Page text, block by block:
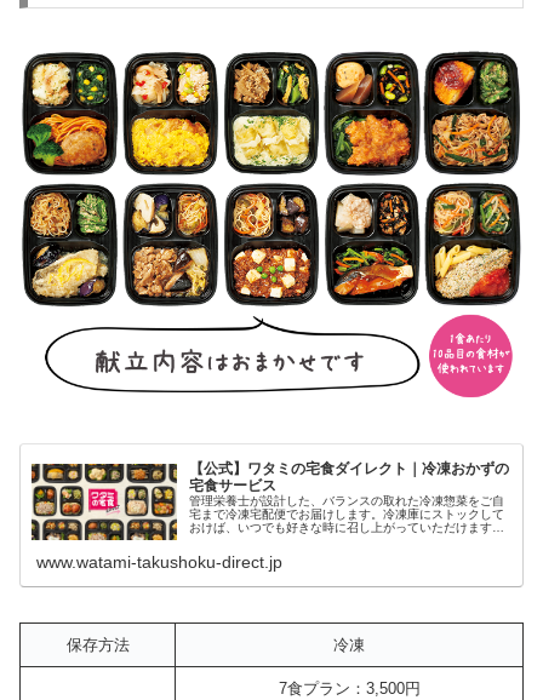
【公式】ワタミの宅食ダイレクト｜冷凍おかずの
宅食サービス
管理栄養士が設計した、バランスの取れた冷凍惣菜をご自
宅まで冷凍宅配便でお届けします。冷凍庫にストックして
おけば、いつでも好きな時に召し上がっていただけます。
www.watami-takushoku-direct.jp
保存方法 冷凍
7食プラン：3,500円